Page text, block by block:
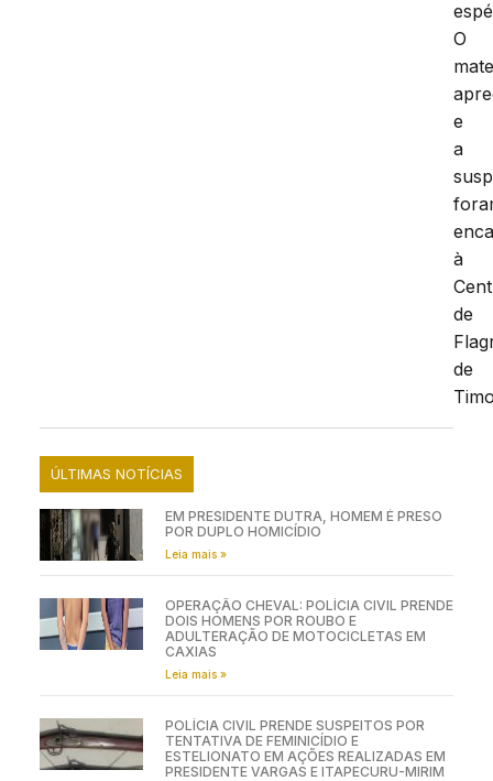
O
e
a
à
de
de
ÚLTIMAS NOTÍCIAS
EM PRESIDENTE DUTRA, HOMEM É PRESO
POR DUPLO HOMICÍDIO
Leia mais »
OPERAÇÃO CHEVAL: POLÍCIA CIVIL PRENDE
DOIS HOMENS POR ROUBO E
ADULTERAÇÃO DE MOTOCICLETAS EM
CAXIAS
Leia mais »
POLÍCIA CIVIL PRENDE SUSPEITOS POR
TENTATIVA DE FEMINICÍDIO E
ESTELIONATO EM AÇÕES REALIZADAS EM
PRESIDENTE VARGAS E ITAPECURU-MIRIM